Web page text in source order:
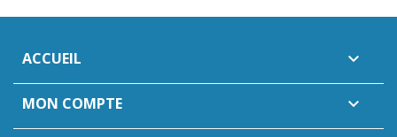
ACCUEIL 
MON COMPTE 